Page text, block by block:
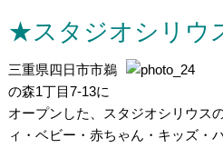
★スタジオシリウ
三重県四日市市鵜
の森1丁目7-13に
オープンした、スタジオシリウス
ィ・ベビー・赤ちゃん・キッズ・